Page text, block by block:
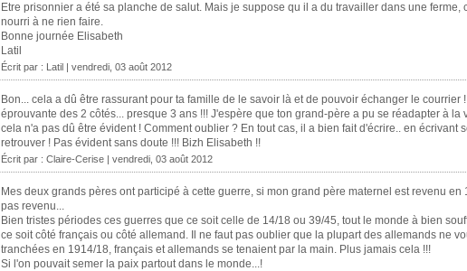
Etre prisonnier a été sa planche de salut. Mais je suppose qu il a du travailler dans une
nourri à ne rien faire.
Bonne journée Elisabeth
Latil
Écrit par : Latil | vendredi, 03 août 2012
Bon... cela a dû être rassurant pour ta famille de le savoir là et de pouvoir échanger le courrier
éprouvante des 2 côtés... presque 3 ans !!! J'espère que ton grand-père a pu se réadapter à la
cela n'a pas dû être évident ! Comment oublier ? En tout cas, il a bien fait d'écrire.. en écrivant
retrouver ! Pas évident sans doute !!! Bizh Elisabeth !!
Écrit par : Claire-Cerise | vendredi, 03 août 2012
Mes deux grands pères ont participé à cette guerre, si mon grand père maternel est revenu
pas revenu...
Bien tristes périodes ces guerres que ce soit celle de 14/18 ou 39/45, tout le monde à bien
ce soit côté français ou côté allemand. Il ne faut pas oublier que la plupart des allemands ne
tranchées en 1914/18, français et allemands se tenaient par la main. Plus jamais cela !!!
Si l'on pouvait semer la paix partout dans le monde...!